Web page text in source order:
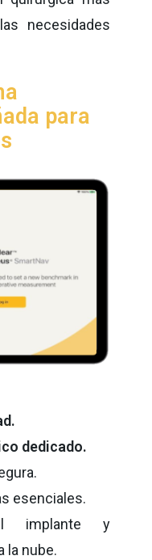
necesidades
para
dedicado.
esenciales.
implante y
la nube.